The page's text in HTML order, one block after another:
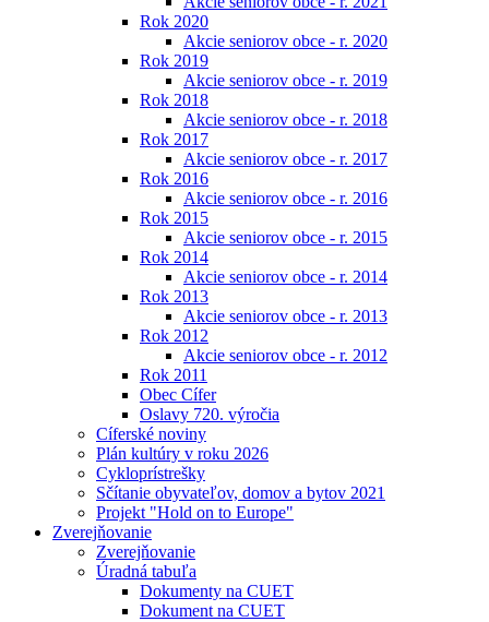
Rok 2020
Akcie seniorov obce - r. 2020
Rok 2019
Akcie seniorov obce - r. 2019
Rok 2018
Akcie seniorov obce - r. 2018
Rok 2017
Akcie seniorov obce - r. 2017
Rok 2016
Akcie seniorov obce - r. 2016
Rok 2015
Akcie seniorov obce - r. 2015
Rok 2014
Akcie seniorov obce - r. 2014
Rok 2013
Akcie seniorov obce - r. 2013
Rok 2012
Akcie seniorov obce - r. 2012
Rok 2011
Obec Cífer
Oslavy 720. výročia
Cíferské noviny
Plán kultúry v roku 2026
Cykloprístrešky
Sčítanie obyvateľov, domov a bytov 2021
Projekt "Hold on to Europe"
Zverejňovanie
Zverejňovanie
Úradná tabuľa
Dokumenty na CUET
Dokument na CUET